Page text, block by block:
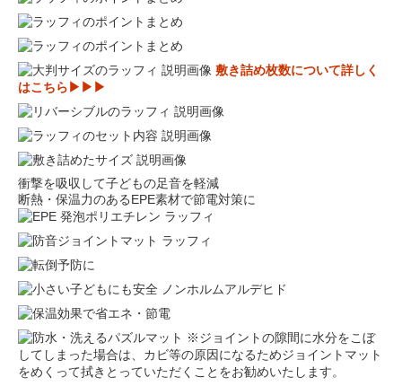
敷き詰め枚数について詳しく
はこちら▶▶▶
衝撃を吸収して子どもの足音を軽減
断熱・保温力のあるEPE素材で節電対策に
※ジョイントの隙間に水分をこぼ
してしまった場合は、カビ等の原因になるためジョイントマット
をめくって拭きとっていただくことをお勧めいたします。